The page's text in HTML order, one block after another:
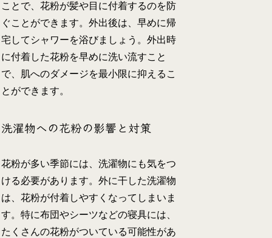
ことで、花粉が髪や目に付着するのを防
ぐことができます。外出後は、早めに帰
宅してシャワーを浴びましょう。外出時
に付着した花粉を早めに洗い流すこと
で、肌へのダメージを最小限に抑えるこ
とができます。
洗濯物への花粉の影響と対策
花粉が多い季節には、洗濯物にも気をつ
ける必要があります。外に干した洗濯物
は、花粉が付着しやすくなってしまいま
す。特に布団やシーツなどの寝具には、
たくさんの花粉がついている可能性があ